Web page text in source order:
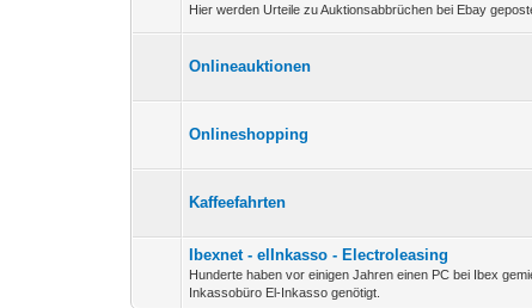
Hier werden Urteile zu Auktionsabbrüchen bei Ebay
Onlineauktionen
Onlineshopping
Kaffeefahrten
Ibexnet - elInkasso - Electroleasing
Hunderte haben vor einigen Jahren einen PC bei Ibex
Inkassobüro El-Inkasso genötigt.